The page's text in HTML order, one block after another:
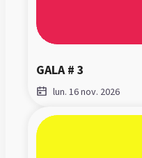
GALA # 3
lun. 16 nov. 2026